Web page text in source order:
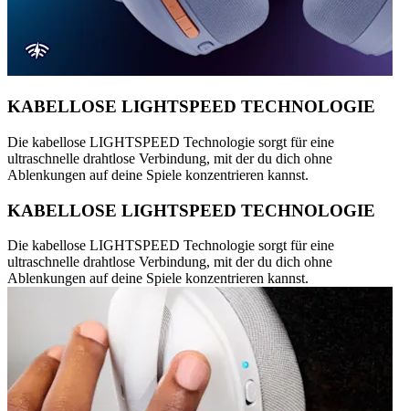
KABELLOSE LIGHTSPEED TECHNOLOGIE
Die kabellose LIGHTSPEED Technologie sorgt für eine
ultraschnelle drahtlose Verbindung, mit der du dich ohne
Ablenkungen auf deine Spiele konzentrieren kannst.
KABELLOSE LIGHTSPEED TECHNOLOGIE
Die kabellose LIGHTSPEED Technologie sorgt für eine
ultraschnelle drahtlose Verbindung, mit der du dich ohne
Ablenkungen auf deine Spiele konzentrieren kannst.